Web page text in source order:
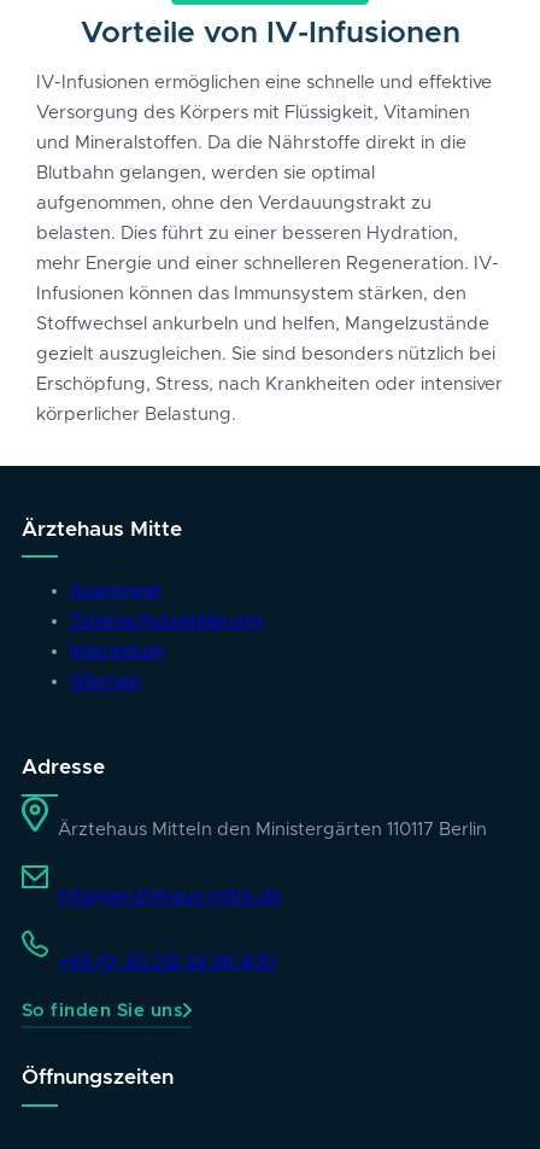
Vorteile von IV-Infusionen
IV-Infusionen ermöglichen eine schnelle und effektive
Versorgung des Körpers mit Flüssigkeit, Vitaminen
und Mineralstoffen. Da die Nährstoffe direkt in die
Blutbahn gelangen, werden sie optimal
aufgenommen, ohne den Verdauungstrakt zu
belasten. Dies führt zu einer besseren Hydration,
mehr Energie und einer schnelleren Regeneration. IV-
Infusionen können das Immunsystem stärken, den
Stoffwechsel ankurbeln und helfen, Mangelzustände
gezielt auszugleichen. Sie sind besonders nützlich bei
Erschöpfung, Stress, nach Krankheiten oder intensiver
körperlicher Belastung.
Ärztehaus Mitte
Anamnese
Datenschutzerklärung
Impressum
Sitemap
Adresse
Ärztehaus Mitte In den Ministergärten 110117 Berlin
info@aerztehaus-mitte.de
+49 (0) 30 212 34 36-400
So finden Sie uns
Öffnungszeiten